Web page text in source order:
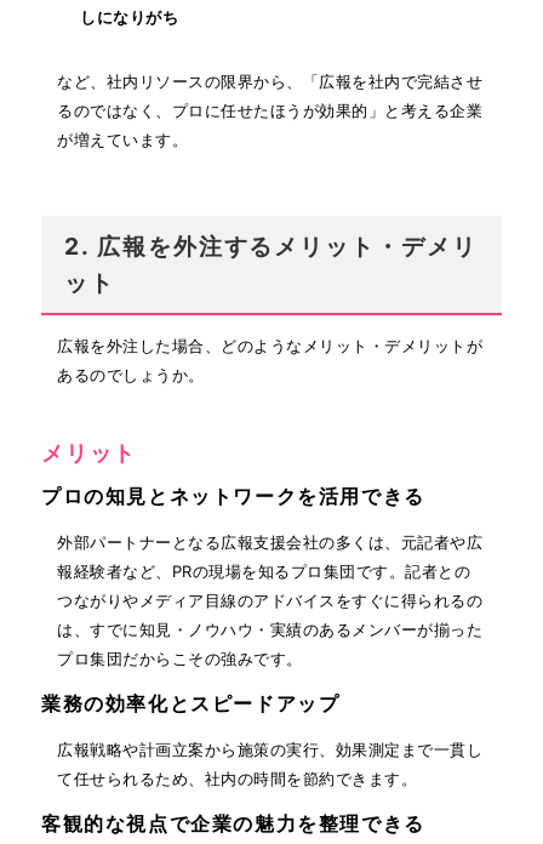
しになりがち
など、社内リソースの限界から、「広報を社内で完結させ
るのではなく、プロに任せたほうが効果的」と考える企業
が増えています。
2. 広報を外注するメリット・デメリ
ット
広報を外注した場合、どのようなメリット・デメリットが
あるのでしょうか。
メリット
プロの知見とネットワークを活用できる
外部パートナーとなる広報支援会社の多くは、元記者や広
報経験者など、PRの現場を知るプロ集団です。記者との
つながりやメディア目線のアドバイスをすぐに得られるの
は、すでに知見・ノウハウ・実績のあるメンバーが揃った
プロ集団だからこその強みです。
業務の効率化とスピードアップ
広報戦略や計画立案から施策の実行、効果測定まで一貫し
て任せられるため、社内の時間を節約できます。
客観的な視点で企業の魅力を整理できる